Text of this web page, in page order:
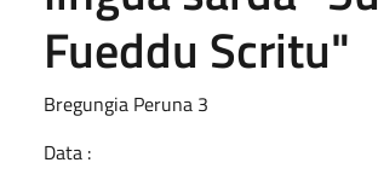
Fueddu Scritu"
Bregungia Peruna 3
Data :